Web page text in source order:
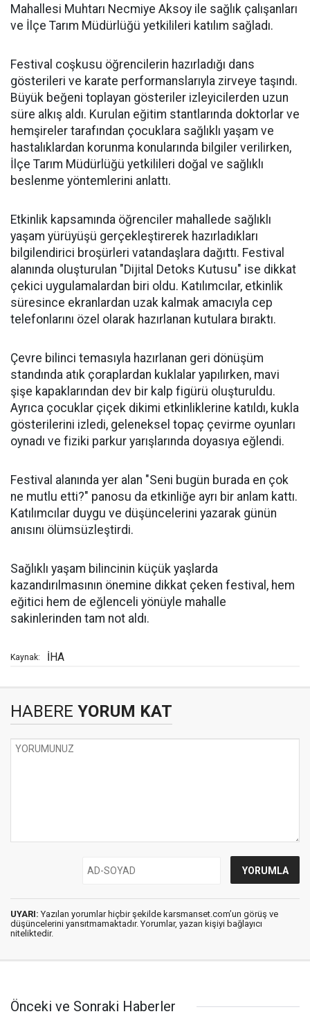
Mahallesi Muhtarı Necmiye Aksoy ile sağlık çalışanları
ve İlçe Tarım Müdürlüğü yetkilileri katılım sağladı.
Festival coşkusu öğrencilerin hazırladığı dans
gösterileri ve karate performanslarıyla zirveye taşındı.
Büyük beğeni toplayan gösteriler izleyicilerden uzun
süre alkış aldı. Kurulan eğitim stantlarında doktorlar ve
hemşireler tarafından çocuklara sağlıklı yaşam ve
hastalıklardan korunma konularında bilgiler verilirken,
İlçe Tarım Müdürlüğü yetkilileri doğal ve sağlıklı
beslenme yöntemlerini anlattı.
Etkinlik kapsamında öğrenciler mahallede sağlıklı
yaşam yürüyüşü gerçekleştirerek hazırladıkları
bilgilendirici broşürleri vatandaşlara dağıttı. Festival
alanında oluşturulan "Dijital Detoks Kutusu" ise dikkat
çekici uygulamalardan biri oldu. Katılımcılar, etkinlik
süresince ekranlardan uzak kalmak amacıyla cep
telefonlarını özel olarak hazırlanan kutulara bıraktı.
Çevre bilinci temasıyla hazırlanan geri dönüşüm
standında atık çoraplardan kuklalar yapılırken, mavi
şişe kapaklarından dev bir kalp figürü oluşturuldu.
Ayrıca çocuklar çiçek dikimi etkinliklerine katıldı, kukla
gösterilerini izledi, geleneksel topaç çevirme oyunları
oynadı ve fiziki parkur yarışlarında doyasıya eğlendi.
Festival alanında yer alan "Seni bugün burada en çok
ne mutlu etti?" panosu da etkinliğe ayrı bir anlam kattı.
Katılımcılar duygu ve düşüncelerini yazarak günün
anısını ölümsüzleştirdi.
Sağlıklı yaşam bilincinin küçük yaşlarda
kazandırılmasının önemine dikkat çeken festival, hem
eğitici hem de eğlenceli yönüyle mahalle
sakinlerinden tam not aldı.
Kaynak: İHA
HABERE YORUM KAT
UYARI: Yazılan yorumlar hiçbir şekilde karsmanset.com’un görüş ve
düşüncelerini yansıtmamaktadır. Yorumlar, yazan kişiyi bağlayıcı
niteliktedir.
Önceki ve Sonraki Haberler